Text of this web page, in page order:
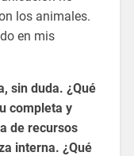
los animales.
en mis
sin duda. ¿Qué
completa y
de recursos
interna. ¿Qué